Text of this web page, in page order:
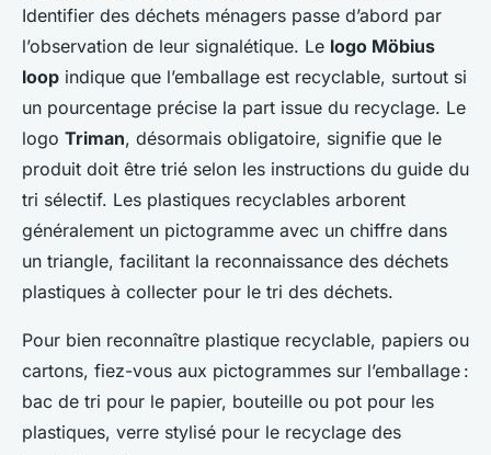
Identifier des déchets ménagers passe d’abord par
l’observation de leur signalétique. Le logo Möbius
loop indique que l’emballage est recyclable, surtout si
un pourcentage précise la part issue du recyclage. Le
logo Triman, désormais obligatoire, signifie que le
produit doit être trié selon les instructions du guide du
tri sélectif. Les plastiques recyclables arborent
généralement un pictogramme avec un chiffre dans
un triangle, facilitant la reconnaissance des déchets
plastiques à collecter pour le tri des déchets.
Pour bien reconnaître plastique recyclable, papiers ou
cartons, fiez-vous aux pictogrammes sur l’emballage :
bac de tri pour le papier, bouteille ou pot pour les
plastiques, verre stylisé pour le recyclage des